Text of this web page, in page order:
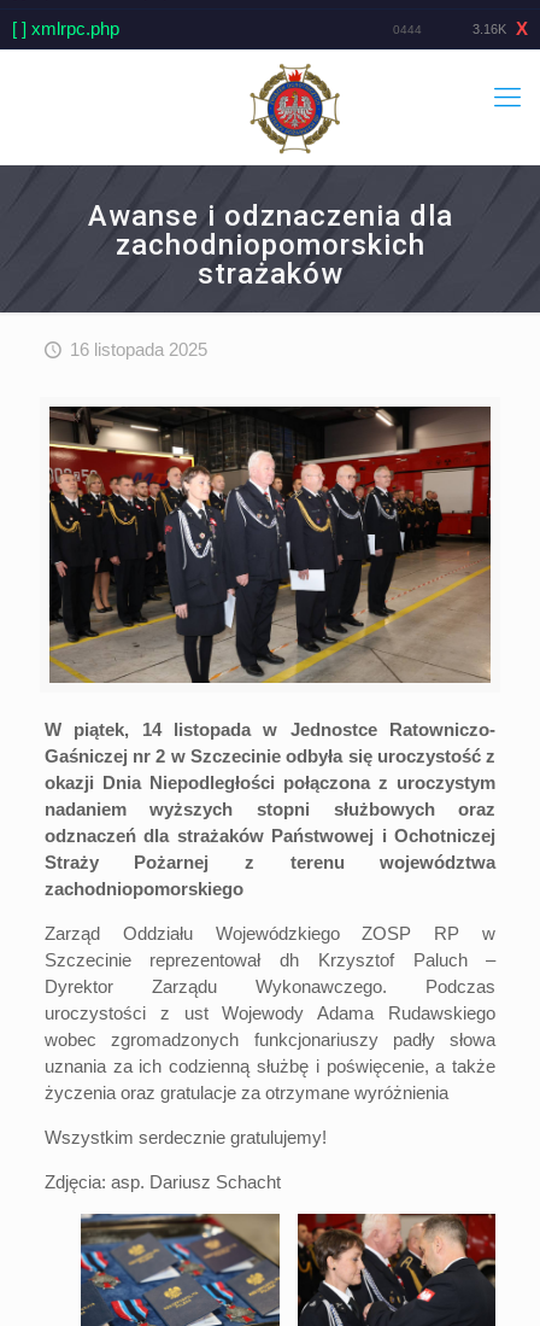
[ ] xmlrpc.php
0444 3.16K X
Awanse i odznaczenia dla
zachodniopomorskich
strażaków
16 listopada 2025
W piątek, 14 listopada w Jednostce Ratowniczo-
Gaśniczej nr 2 w Szczecinie odbyła się uroczystość z
okazji Dnia Niepodległości połączona z uroczystym
nadaniem wyższych stopni służbowych oraz
odznaczeń dla strażaków Państwowej i Ochotniczej
Straży Pożarnej z terenu województwa
zachodniopomorskiego
Zarząd Oddziału Wojewódzkiego ZOSP RP w
Szczecinie reprezentował dh Krzysztof Paluch –
Dyrektor Zarządu Wykonawczego. Podczas
uroczystości z ust Wojewody Adama Rudawskiego
wobec zgromadzonych funkcjonariuszy padły słowa
uznania za ich codzienną służbę i poświęcenie, a także
życzenia oraz gratulacje za otrzymane wyróżnienia
Wszystkim serdecznie gratulujemy!
Zdjęcia: asp. Dariusz Schacht